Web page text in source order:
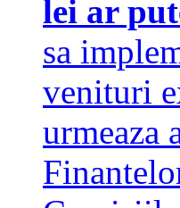
lei ar
sa
venituri
urmeaza